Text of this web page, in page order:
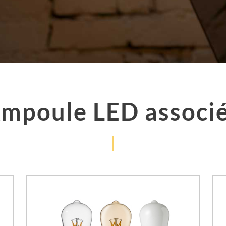
LED